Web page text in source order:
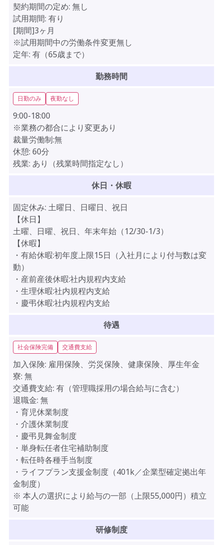
契約期間の定め: 無し
試用期間: 有り
[期間]3ヶ月
※試用期間中の労働条件変更無し
定年: 有（65歳まで）
勤務時間
日勤のみ 夜勤なし
9:00-18:00
※業務の都合により変更あり
裁量労働制:無
休憩: 60分
残業: あり（残業時間指定なし）
休日・休暇
固定休み: 土曜日、日曜日、祝日
【休日】
土曜、日曜、祝日、年末年始（12/30-1/3）
【休暇】
・有給休暇:初年度上限15日（入社月により付与数は変
動）
・産前産後休暇:社内規程内支給
・生理休暇:社内規程内支給
・慶弔休暇:社内規程内支給
待遇
社会保険完備 交通費支給
加入保険: 雇用保険、労災保険、健康保険、厚生年金
寮: 無
交通費支給: 有（管理職採用の場合給与に含む）
退職金: 無
・育児休業制度
・介護休業制度
・慶弔見舞金制度
・単身転任者住宅補助制度
・転任時各種手当制度
・ライフプラン支援金制度（401k／企業型確定拠出年
金制度）
※ 本人の選択により給与の一部（上限55,000円）積立
可能
研修制度